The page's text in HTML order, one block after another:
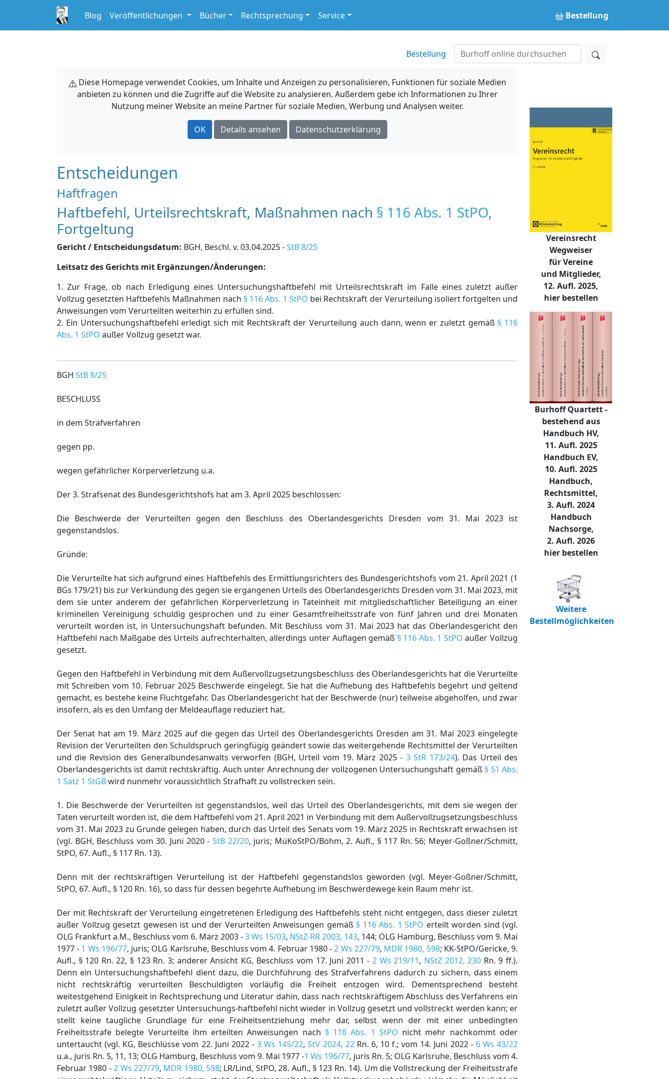
Blog Veröffentlichungen Bücher Rechtsprechung Service Bestellung
Bestellung
Diese Homepage verwendet Cookies, um Inhalte und Anzeigen zu personalisieren, Funktionen für soziale Medien
anbieten zu können und die Zugriffe auf die Website zu analysieren. Außerdem gebe ich Informationen zu Ihrer
Nutzung meiner Website an meine Partner für soziale Medien, Werbung und Analysen weiter.
OK Details ansehen Datenschutzerklärung
Entscheidungen
Haftfragen
Haftbefehl, Urteilsrechtskraft, Maßnahmen nach § 116 Abs. 1 StPO,
Fortgeltung
Gericht / Entscheidungsdatum: BGH, Beschl. v. 03.04.2025 -StB 8/25
Leitsatz des Gerichts mit Ergänzungen/Änderungen:
1. Zur Frage, ob nach Erledigung eines Untersuchungshaftbefehl mit Urteilsrechtskraft im Falle eines zuletzt außer
Vollzug gesetzten Haftbefehls Maßnahmen nach § 116 Abs. 1 StPO bei Rechtskraft der Verurteilung isoliert fortgelten und
Anweisungen vom Verurteilten weiterhin zu erfüllen sind.
2. Ein Untersuchungshaftbefehl erledigt sich mit Rechtskraft der Verurteilung auch dann, wenn er zuletzt gemäß § 116
Abs. 1 StPO außer Vollzug gesetzt war.
BGH StB 8/25
BESCHLUSS
in dem Strafverfahren
gegen pp.
wegen gefährlicher Körperverletzung u.a.
Der 3. Strafsenat des Bundesgerichtshofs hat am 3. April 2025 beschlossen:
Die Beschwerde der Verurteilten gegen den Beschluss des Oberlandesgerichts Dresden vom 31. Mai 2023 ist
gegenstandslos.
Gründe:
Die Verurteilte hat sich aufgrund eines Haftbefehls des Ermittlungsrichters des Bundesgerichtshofs vom 21. April 2021 (1
BGs 179/21) bis zur Verkündung des gegen sie ergangenen Urteils des Oberlandesgerichts Dresden vom 31. Mai 2023, mit
dem sie unter anderem der gefährlichen Körperverletzung in Tateinheit mit mitgliedschaftlicher Beteiligung an einer
kriminellen Vereinigung schuldig gesprochen und zu einer Gesamtfreiheitsstrafe von fünf Jahren und drei Monaten
verurteilt worden ist, in Untersuchungshaft befunden. Mit Beschluss vom 31. Mai 2023 hat das Oberlandesgericht den
Haftbefehl nach Maßgabe des Urteils aufrechterhalten, allerdings unter Auflagen gemäß § 116 Abs. 1 StPO außer Vollzug
gesetzt.
Gegen den Haftbefehl in Verbindung mit dem Außervollzugsetzungsbeschluss des Oberlandesgerichts hat die Verurteilte
mit Schreiben vom 10. Februar 2025 Beschwerde eingelegt. Sie hat die Aufhebung des Haftbefehls begehrt und geltend
gemacht, es bestehe keine Fluchtgefahr. Das Oberlandesgericht hat der Beschwerde (nur) teilweise abgeholfen, und zwar
insofern, als es den Umfang der Meldeauflage reduziert hat.
Der Senat hat am 19. März 2025 auf die gegen das Urteil des Oberlandesgerichts Dresden am 31. Mai 2023 eingelegte
Revision der Verurteilten den Schuldspruch geringfügig geändert sowie das weitergehende Rechtsmittel der Verurteilten
und die Revision des Generalbundesanwalts verworfen (BGH, Urteil vom 19. März 2025 - 3 StR 173/24). Das Urteil des
Oberlandesgerichts ist damit rechtskräftig. Auch unter Anrechnung der vollzogenen Untersuchungshaft gemäß § 51 Abs.
1 Satz 1 StGBwird nunmehr voraussichtlich Strafhaft zu vollstrecken sein.
1. Die Beschwerde der Verurteilten ist gegenstandslos, weil das Urteil des Oberlandesgerichts, mit dem sie wegen der
Taten verurteilt worden ist, die dem Haftbefehl vom 21. April 2021 in Verbindung mit dem Außervollzugsetzungsbeschluss
vom 31. Mai 2023 zu Grunde gelegen haben, durch das Urteil des Senats vom 19. März 2025 in Rechtskraft erwachsen ist
(vgl. BGH, Beschluss vom 30. Juni 2020 - StB 22/20, juris; MüKoStPO/Böhm, 2. Aufl., § 117 Rn. 56; Meyer-Goßner/Schmitt,
StPO, 67. Aufl., § 117 Rn. 13).
Denn mit der rechtskräftigen Verurteilung ist der Haftbefehl gegenstandslos geworden (vgl. Meyer-Goßner/Schmitt,
StPO, 67. Aufl., § 120 Rn. 16), so dass für dessen begehrte Aufhebung im Beschwerdewege kein Raum mehr ist.
Der mit Rechtskraft der Verurteilung eingetretenen Erledigung des Haftbefehls steht nicht entgegen, dass dieser zuletzt
außer Vollzug gesetzt gewesen ist und der Verurteilten Anweisungen gemäß § 116 Abs. 1 StPO erteilt worden sind (vgl.
OLG Frankfurt a.M., Beschluss vom 6. März 2003 -3 Ws 15/03, NStZ-RR 2003, 143, 144; OLG Hamburg, Beschluss vom 9. Mai
1977 - 1 Ws 196/77, juris; OLG Karlsruhe, Beschluss vom 4. Februar 1980 -2 Ws 227/79, MDR 1980, 598; KK-StPO/Gericke, 9.
Aufl., § 120 Rn. 22, § 123 Rn. 3; anderer Ansicht KG, Beschluss vom 17. Juni 2011 -2 Ws 219/11, NStZ 2012, 230 Rn. 9 ff.).
Denn ein Untersuchungshaftbefehl dient dazu, die Durchführung des Strafverfahrens dadurch zu sichern, dass einem
nicht rechtskräftig verurteilten Beschuldigten vorläufig die Freiheit entzogen wird. Dementsprechend besteht
weitestgehend Einigkeit in Rechtsprechung und Literatur dahin, dass nach rechtskräftigem Abschluss des Verfahrens ein
zuletzt außer Vollzug gesetzter Untersuchungs-haftbefehl nicht wieder in Vollzug gesetzt und vollstreckt werden kann; er
stellt keine taugliche Grundlage für eine Freiheitsentziehung mehr dar, selbst wenn der mit einer unbedingten
Freiheitsstrafe belegte Verurteilte ihm erteilten Anweisungen nach § 116 Abs. 1 StPO nicht mehr nachkommt oder
untertaucht (vgl. KG, Beschlüsse vom 22. Juni 2022 -3 Ws 145/22,StV 2024, 22Rn. 6, 10 f.; vom 14. Juni 2022 - 6 Ws 43/22
u.a., juris Rn. 5, 11, 13; OLG Hamburg, Beschluss vom 9. Mai 1977 -1 Ws 196/77, juris Rn. 5; OLG Karlsruhe, Beschluss vom 4.
Februar 1980 -2 Ws 227/79, MDR 1980, 598; LR/Lind, StPO, 28. Aufl., § 123 Rn. 14). Um die Vollstreckung der Freiheitsstrafe
Vereinsrecht
Wegweiser
für Vereine
und Mitglieder,
12. Aufl. 2025,
hier bestellen
Burhoff Quartett -
bestehend aus
Handbuch HV,
11. Aufl. 2025
Handbuch EV,
10. Aufl. 2025
Handbuch,
Rechtsmittel,
3. Aufl. 2024
Handbuch
Nachsorge,
2. Aufl. 2026
hier bestellen
Weitere
Bestellmöglichkeiten